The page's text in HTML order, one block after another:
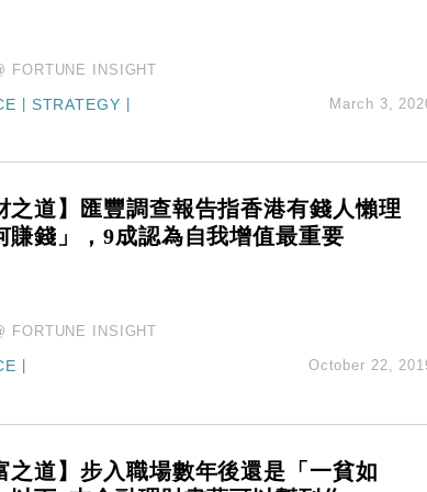
FORTUNE INSIGHT
| STRATEGY | March 3,
之道】匯豐調查報告指香港有錢人懶理
賺錢」，9成認為自我增值最重要
FORTUNE INSIGHT
October 22,
之道】步入職場數年後還是「一貧如